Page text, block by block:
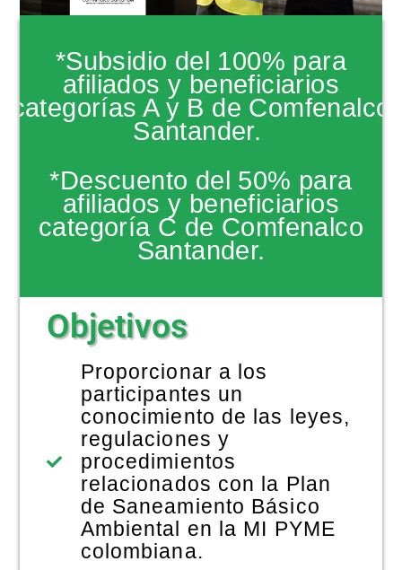
EDUCACIÓN CONTINUA
NOTICIAS
*Subsidio del 100% para
afiliados y beneficiarios
categorías A y B de Comfenalco
Santander.
*Descuento del 50% para
afiliados y beneficiarios
categoría C de Comfenalco
Santander.
Objetivos
Proporcionar a los
participantes un
conocimiento de las leyes,
regulaciones y
procedimientos
relacionados con la Plan
de Saneamiento Básico
Ambiental en la MI PYME
colombiana.